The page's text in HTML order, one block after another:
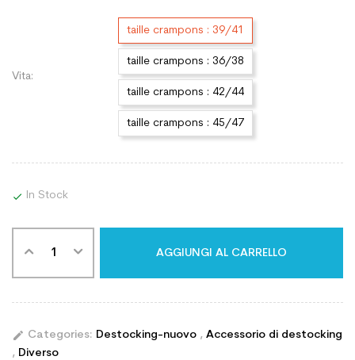
Vita:
taille crampons : 39/41
taille crampons : 36/38
taille crampons : 42/44
taille crampons : 45/47
 In Stock
AGGIUNGI AL CARRELLO
edit Categories: Destocking-nuovo , Accessorio di destocking
, Diverso